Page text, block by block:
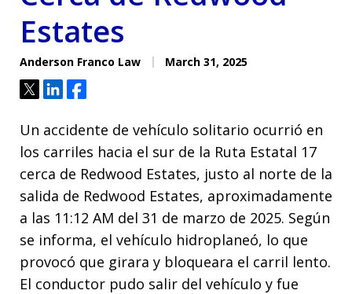
Estates
Anderson Franco Law March 31, 2025
TweetShareShare
Un accidente de vehículo solitario ocurrió en
los carriles hacia el sur de la Ruta Estatal 17
cerca de Redwood Estates, justo al norte de la
salida de Redwood Estates, aproximadamente
a las 11:12 AM del 31 de marzo de 2025. Según
se informa, el vehículo hidroplaneó, lo que
provocó que girara y bloqueara el carril lento.
El conductor pudo salir del vehículo y fue